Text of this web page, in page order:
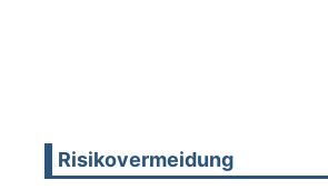
Risikovermeidung